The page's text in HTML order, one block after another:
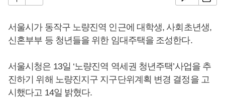
서울시가 동작구 노량진역 인근에 대학생, 사회초년생,
신혼부부 등 청년들을 위한 임대주택을 조성한다.
서울시청은 13일 ‘노량진역 역세권 청년주택’사업을 추
진하기 위해 노량진지구 지구단위계획 변경 결정을 고
시했다고 14일 밝혔다.